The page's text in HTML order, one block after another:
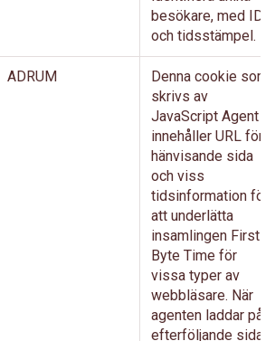
besökare, med ID
och tidsstämpel.
ADRUM
Denna cookie som
skrivs av
JavaScript Agent
innehåller URL för
hänvisande sida
och viss
tidsinformation för
att underlätta
insamlingen First
Byte Time för
vissa typer av
webbläsare. När
agenten laddar på
efterföljande sida